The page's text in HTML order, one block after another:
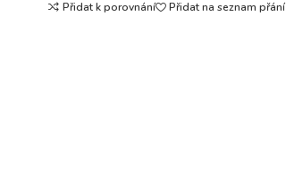
Přidat k porovnání Přidat na seznam přání